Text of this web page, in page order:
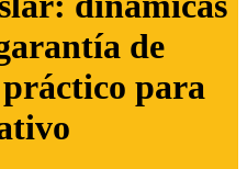
de
para